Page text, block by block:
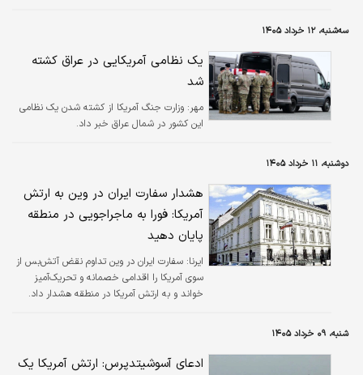
سه‌شنبه، ۱۲ خرداد ۱۴۰۵
یک نظامی آمریکایی در عراق کشته
شد
مهر: وزارت جنگ آمریکا از کشته شدن یک نظامی
این کشور در شمال عراق خبر داد.
دوشنبه، ۱۱ خرداد ۱۴۰۵
هشدار سفارت ایران در وین به ارتش
آمریکا: فورا به ماجراجویی در منطقه
پایان دهید
ایرنا: سفارت ایران در وین تداوم نقض آتش‌بس از
سوی آمریکا را اقدامی خصمانه و تحریک‌آمیز
خواند و به ارتش آمریکا در منطقه هشدار داد.
شنبه، ۰۹ خرداد ۱۴۰۵
ادعای آسوشیتدپرس: ارتش آمریکا یک